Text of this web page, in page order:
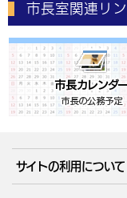
市長室関連リン
サイトの利用について